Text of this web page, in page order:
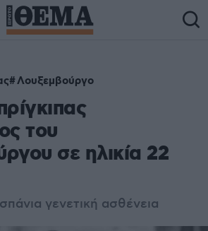
Λουξεμβούργο
του
σε ηλικία 22
γενετική ασθένεια